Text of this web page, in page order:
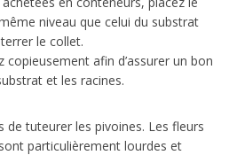
niveau que celui du substrat
le collet.
copieusement afin d’assurer un bon
et les racines.
de tuteurer les pivoines. Les fleurs
particulièrement lourdes et